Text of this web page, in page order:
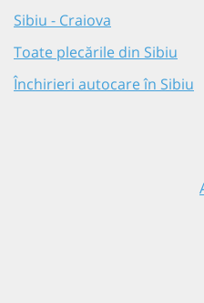
Sibiu - Craiova
Toate plecările din Sibiu
Închirieri autocare în Sibiu